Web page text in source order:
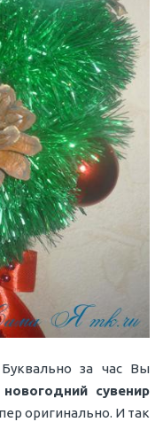
за час Вы
новогодний сувенир
оригинально. И так